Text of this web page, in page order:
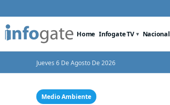
Home Infogate TV Nacional
Jueves 6 De Agosto De 2026
Medio Ambiente